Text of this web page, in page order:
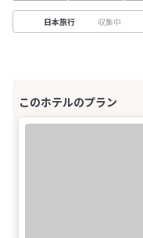
日本旅行 収集中